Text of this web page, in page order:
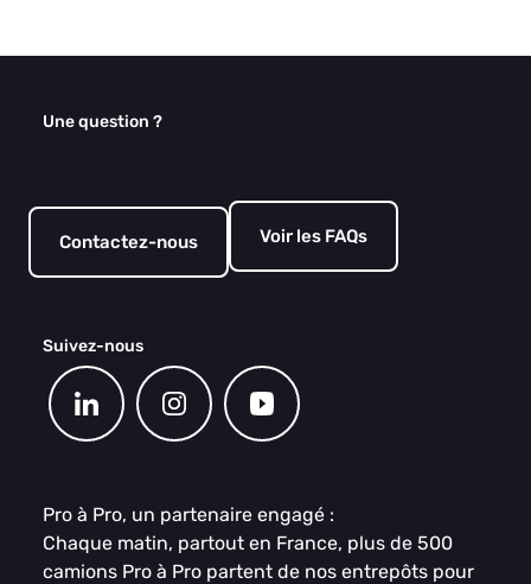
Une question ?
Contactez-nous Voir les FAQs
Suivez-nous
Pro à Pro, un partenaire engagé :
Chaque matin, partout en France, plus de 500
camions Pro à Pro partent de nos entrepôts pour